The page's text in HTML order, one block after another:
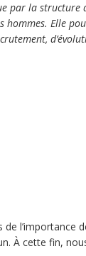
par la structure
hommes. Elle
À cette fin,